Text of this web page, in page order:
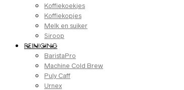
Koffiekoekjes
Koffiekopjes
Melk en suiker
Siroop
REINIGING
BaristaPro
Machine Cold Brew
Puly Caff
Urnex